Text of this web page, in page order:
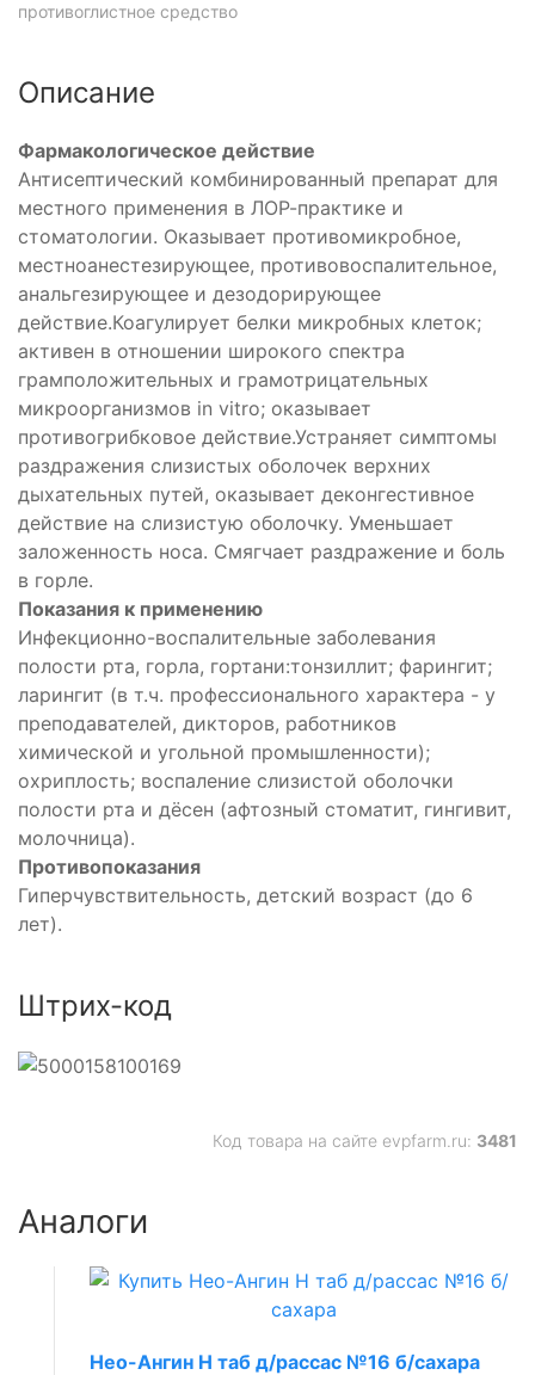
противоглистное средство
Описание
Фармакологическое действие
Антисептический комбинированный препарат для
местного применения в ЛОР-практике и
стоматологии. Оказывает противомикробное,
местноанестезирующее, противовоспалительное,
анальгезирующее и дезодорирующее
действие.Коагулирует белки микробных клеток;
активен в отношении широкого спектра
грамположительных и грамотрицательных
микроорганизмов in vitro; оказывает
противогрибковое действие.Устраняет симптомы
раздражения слизистых оболочек верхних
дыхательных путей, оказывает деконгестивное
действие на слизистую оболочку. Уменьшает
заложенность носа. Смягчает раздражение и боль
в горле.
Показания к применению
Инфекционно-воспалительные заболевания
полости рта, горла, гортани:тонзиллит; фарингит;
ларингит (в т.ч. профессионального характера - у
преподавателей, дикторов, работников
химической и угольной промышленности);
охриплость; воспаление слизистой оболочки
полости рта и дёсен (афтозный стоматит, гингивит,
молочница).
Противопоказания
Гиперчувствительность, детский возраст (до 6
лет).
Штрих-код
Код товара на сайте evpfarm.ru: 3481
Аналоги
Нео-Ангин Н таб д/рассас №16 б/сахара